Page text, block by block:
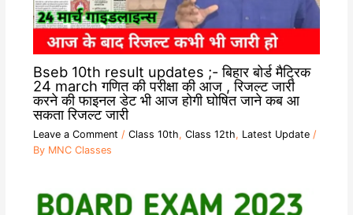
Bseb 10th result updates ;- बिहार बोर्ड मैट्रिक
24 march गणित की परीक्षा की आज , रिजल्ट जारी
करने की फाइनल डेट भी आज होगी घोषित जाने कब आ
सकता रिजल्ट जारी
Leave a Comment / Class 10th, Class 12th, Latest Update/
By MNC Classes